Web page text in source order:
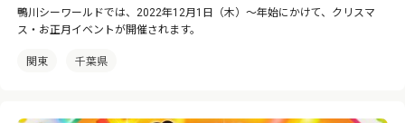
鴨川シーワールドでは、2022年12月1日（木）〜年始にかけて、クリスマ
ス・お正月イベントが開催されます。
関東 千葉県